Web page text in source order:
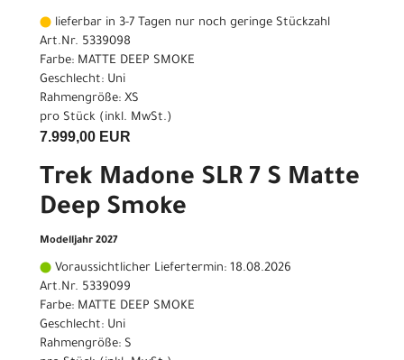
lieferbar in 3-7 Tagen nur noch geringe Stückzahl
Art.Nr. 5339098
Farbe: MATTE DEEP SMOKE
Geschlecht: Uni
Rahmengröße: XS
pro Stück (inkl. MwSt.)
7.999,00 EUR
Trek Madone SLR 7 S Matte
Deep Smoke
Modelljahr 2027
Voraussichtlicher Liefertermin: 18.08.2026
Art.Nr. 5339099
Farbe: MATTE DEEP SMOKE
Geschlecht: Uni
Rahmengröße: S